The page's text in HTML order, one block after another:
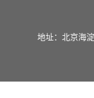
地址：北京海